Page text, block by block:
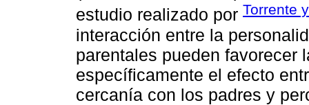
estudio realizado por Torrente
interacción entre la
parentales pueden favorecer
específicamente el efecto
cercanía con los padres y